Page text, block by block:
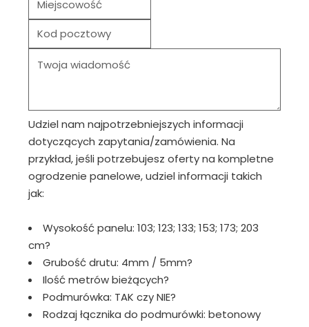
Udziel nam najpotrzebniejszych informacji
dotyczących zapytania/zamówienia. Na
przykład, jeśli potrzebujesz oferty na kompletne
ogrodzenie panelowe, udziel informacji takich
jak:
Wysokość panelu: 103; 123; 133; 153; 173; 203
cm?
Grubość drutu: 4mm / 5mm?
Ilość metrów bieżących?
Podmurówka: TAK czy NIE?
Rodzaj łącznika do podmurówki: betonowy